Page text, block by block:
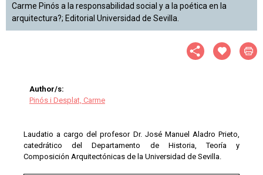
Carme Pinós a la responsabilidad social y a la poética en la
arquitectura?; Editorial Universidad de Sevilla.
Author/s:
Pinós i Desplat, Carme
Laudatio a cargo del profesor Dr. José Manuel Aladro Prieto,
catedrático del Departamento de Historia, Teoría y
Composición Arquitectónicas de la Universidad de Sevilla.